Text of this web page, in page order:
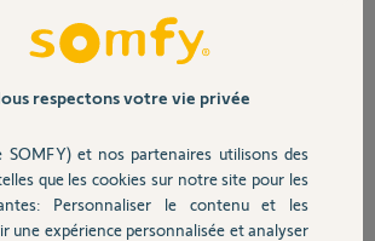
l'assistant vocal apple HomeKit depuis
(avec la quelle le pilotage de mes Volets roulant,
ma Tahoma sur mon compte depuis que j'ai
le mode développeur que j'avais activé par
respectons votre vie privée
SOMFY) et nos partenaires utilisons des
que les cookies sur notre site pour les
Personnaliser le contenu et les
une expérience personnalisée et analyser